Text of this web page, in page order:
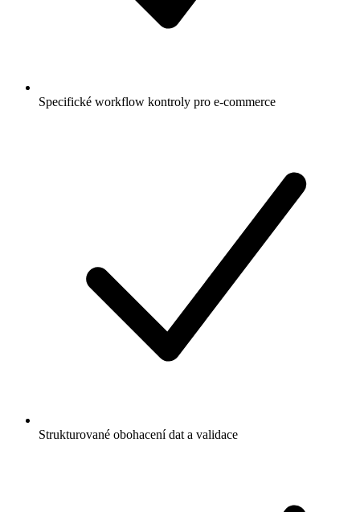
Specifické workflow kontroly pro e-commerce
Strukturované obohacení dat a validace